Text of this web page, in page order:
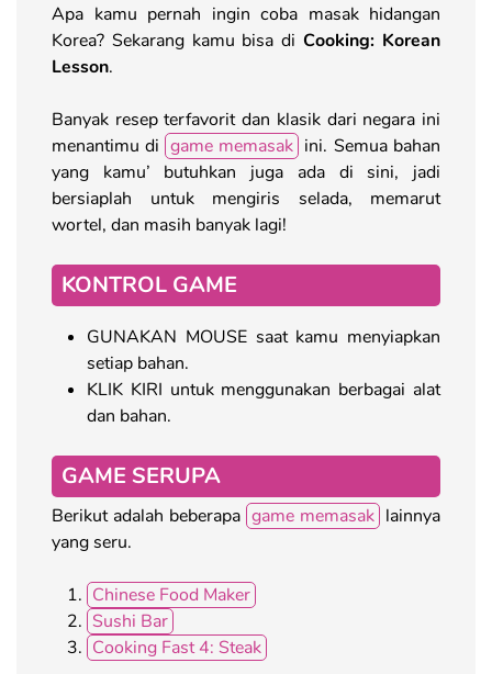
Apa kamu pernah ingin coba masak hidangan
Korea? Sekarang kamu bisa di Cooking: Korean
Lesson.
Banyak resep terfavorit dan klasik dari negara ini
menantimu di game memasak ini. Semua bahan
yang kamu’ butuhkan juga ada di sini, jadi
bersiaplah untuk mengiris selada, memarut
wortel, dan masih banyak lagi!
KONTROL GAME
GUNAKAN MOUSE saat kamu menyiapkan
setiap bahan.
KLIK KIRI untuk menggunakan berbagai alat
dan bahan.
GAME SERUPA
Berikut adalah beberapa game memasak lainnya
yang seru.
Chinese Food Maker
Sushi Bar
Cooking Fast 4: Steak